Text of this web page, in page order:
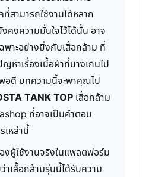
สามารถใช้งานได้หลาก
คงความมั่นใจไว้ได้นั้น อาจ
พาะอย่างยิ่งกับเสื้อกล้าม ที่
หาเรื่องเนื้อผ้าที่บางเกินไป
อดี บทความนี้จะพาคุณไป
TANK TOP เสื้อกล้าม
ที่อาจเป็นคำตอบ
เหล่านี้
งผู้ใช้งานจริงในแพลตฟอร์ม
เสื้อกล้ามรุ่นนี้ได้รับความ